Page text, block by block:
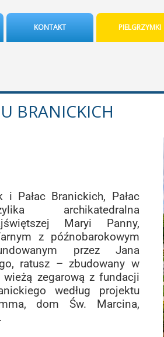
KONTAKT PIELGRZYMKI
BRANICKICH
i Pałac Branickich, Pałac
archikatedralna
Maryi Panny,
z późnobarokowym
przez Jana
ratusz – zbudowany w
zegarową z fundacji
według projektu
dom Św. Marcina,